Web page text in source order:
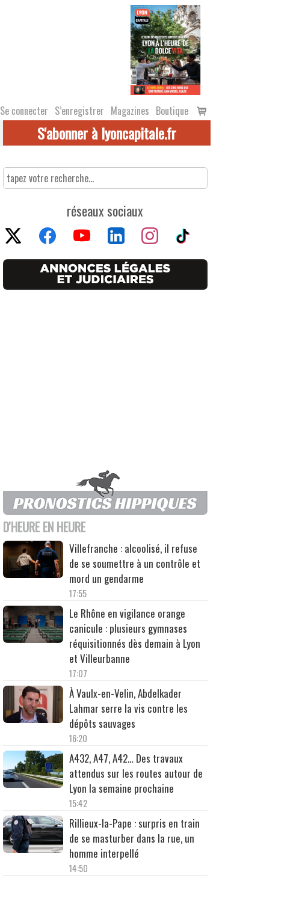
Se connecter S’enregistrer Magazines Boutique
Voir
le
S'abonner à lyoncapitale.fr
réseaux sociaux
D'HEURE EN HEURE
Villefranche : alcoolisé, il refuse
de se soumettre à un contrôle et
mord un gendarme
17:55
Le Rhône en vigilance orange
canicule : plusieurs gymnases
réquisitionnés dès demain à Lyon
et Villeurbanne
17:07
À Vaulx-en-Velin, Abdelkader
Lahmar serre la vis contre les
dépôts sauvages
16:20
A432, A47, A42… Des travaux
attendus sur les routes autour de
Lyon la semaine prochaine
15:42
Rillieux-la-Pape : surpris en train
de se masturber dans la rue, un
homme interpellé
14:50